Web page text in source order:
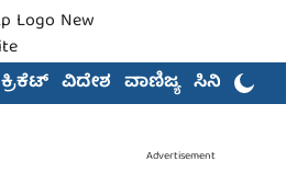
ಕ್ರಿಕೆಟ್ ವಿದೇಶ ವಾಣಿಜ್ಯ ಸಿನಿಮಾ
Advertisement